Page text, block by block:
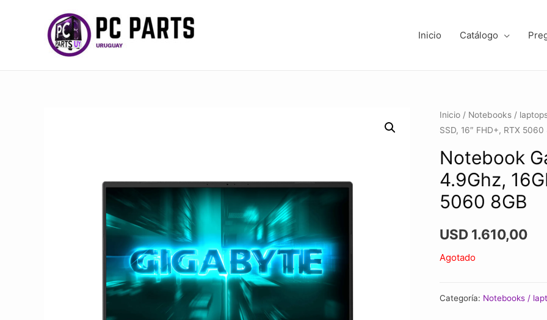
Inicio Catálogo
Inicio / Notebooks /
SSD, 16″ FHD+, RTX 5060
Notebook
4.9Ghz,
5060 8GB
USD 1.610,00
Agotado
Categoría: Notebooks /